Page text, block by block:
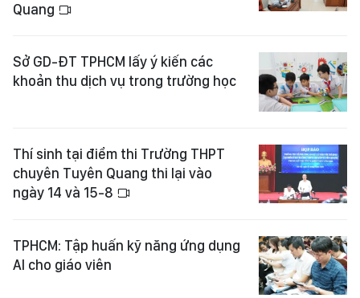
Quang
Sở GD-ĐT TPHCM lấy ý kiến các
khoản thu dịch vụ trong trường học
Thí sinh tại điểm thi Trường THPT
chuyên Tuyên Quang thi lại vào
ngày 14 và 15-8
TPHCM: Tập huấn kỹ năng ứng dụng
AI cho giáo viên